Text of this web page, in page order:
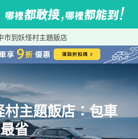
市到妖怪村主題飯店
主題飯店：包車
省